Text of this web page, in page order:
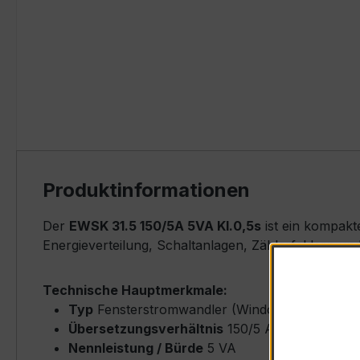
Produktinformationen
Der EWSK 31.5 150/5A 5VA Kl.0,5s ist ein
Energieverteilung, Schaltanlagen, Zählerfeldern
Technische Hauptmerkmale:
Typ Fensterstromwandler (Window-Type) –
Übersetzungsverhältnis 150/5 A
Nennleistung / Bürde 5 VA